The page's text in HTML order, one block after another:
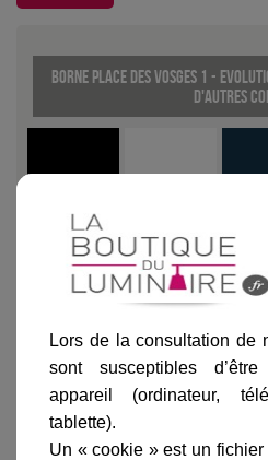
Borne Place des Vosges 1 -
d'autres
Ajouter
Lors de la consultation de
sont susceptibles
appareil (ordinateur,
tablette).
Un « cookie » est un